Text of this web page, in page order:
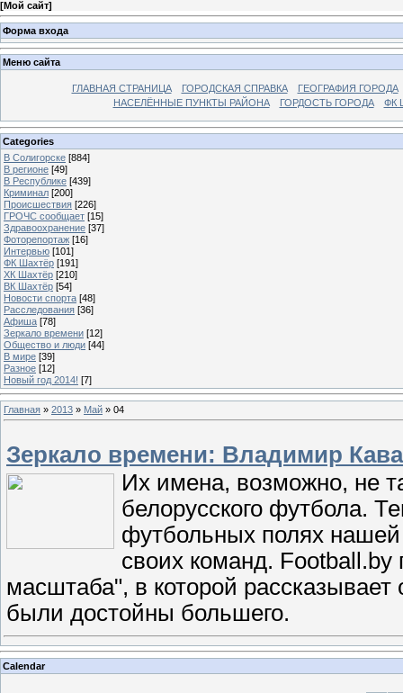
[Мой сайт]
Форма входа
Меню сайта
ГЛАВНАЯ СТРАНИЦА ГОРОДСКАЯ СПРАВКА
ГЕОГРАФИЯ ГОРОДА
НАСЕЛЁННЫЕ ПУНКТЫ РАЙОНА
ГОРДОСТЬ ГОРОДА ФК
Categories
В Солигорске [884]
В регионе [49]
В Республике [439]
Криминал [200]
Происшествия [226]
ГРОЧС сообщает [15]
Здравоохранение [37]
Фоторепортаж [16]
Интервью [101]
ФК Шахтёр [191]
ХК Шахтёр [210]
ВК Шахтёр [54]
Новости спорта [48]
Расследования [36]
Афиша [78]
Зеркало времени [12]
Общество и люди [44]
В мире [39]
Разное [12]
Новый год 2014! [7]
Главная » 2013 » Май » 04
Зеркало времени: Владимир
Их имена, возможно, не
белорусского футбола.
футбольных полях
своих команд. Football.by
масштаба", в которой рассказывает
были достойны большего.
Calendar